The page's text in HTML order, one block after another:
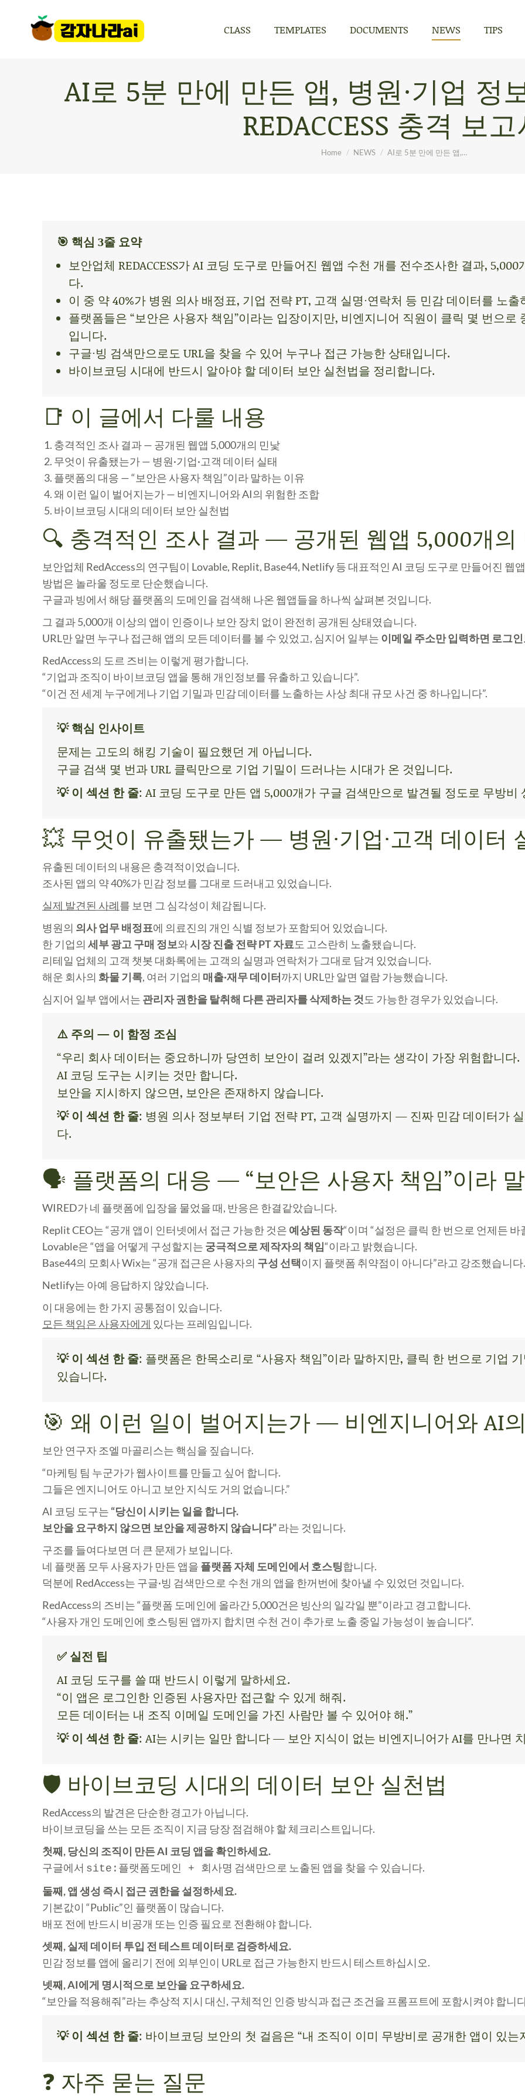
CLASS TEMPLATES DOCUMENTS NEWS TIPS
AI로 5분 만에 만든 앱, 병원·기업
REDACCESS 충격 보고
You are here:
Home NEWS AI로 5분 만에 만든 앱,…
🎯 핵심 3줄 요약
보안업체 REDACCESS가 AI 코딩 도구로 만들어진 웹앱 수천 개를 전수조사한 결과,
다.
이 중 약 40%가 병원 의사 배정표, 기업 전략 PT, 고객 실명·연락처 등 민감 데이터를 노
플랫폼들은 “보안은 사용자 책임”이라는 입장이지만, 비엔지니어 직원이 클릭 몇 번으로
입니다.
구글·빙 검색만으로도 URL을 찾을 수 있어 누구나 접근 가능한 상태입니다.
바이브코딩 시대에 반드시 알아야 할 데이터 보안 실천법을 정리합니다.
📑 이 글에서 다룰 내용
충격적인 조사 결과 — 공개된 웹앱 5,000개의 민낯
무엇이 유출됐는가 — 병원·기업·고객 데이터 실태
플랫폼의 대응 — “보안은 사용자 책임”이라 말하는 이유
왜 이런 일이 벌어지는가 — 비엔지니어와 AI의 위험한 조합
바이브코딩 시대의 데이터 보안 실천법
🔍 충격적인 조사 결과 — 공개된 웹앱 5,000개의
보안업체 RedAccess의 연구팀이 Lovable, Replit, Base44, Netlify 등 대표적인 AI 코딩 도구로 만들어진 웹
방법은 놀라울 정도로 단순했습니다.
구글과 빙에서 해당 플랫폼의 도메인을 검색해 나온 웹앱들을 하나씩 살펴본 것입니다.
그 결과5,000개 이상의 앱이 인증이나 보안 장치 없이 완전히 공개된 상태였습니다.
URL만 알면 누구나 접근해 앱의 모든 데이터를 볼 수 있었고, 심지어 일부는 이메일 주소만 입력하면 로그
RedAccess의 도르 즈비는 이렇게 평가합니다.
“기업과 조직이 바이브코딩 앱을 통해 개인정보를 유출하고 있습니다”.
“이건 전 세계 누구에게나 기업 기밀과 민감 데이터를 노출하는 사상 최대 규모 사건 중 하나입니다”.
💡 핵심 인사이트
문제는 고도의 해킹 기술이 필요했던 게 아닙니다.
구글 검색 몇 번과 URL 클릭만으로 기업 기밀이 드러나는 시대가 온 것입니다.
💡 이 섹션 한 줄: AI 코딩 도구로 만든 앱 5,000개가 구글 검색만으로 발견될 정도로 무방비
💥 무엇이 유출됐는가 — 병원·기업·고객 데이터
유출된 데이터의 내용은 충격적이었습니다.
조사된 앱의 약 40%가 민감 정보를 그대로 드러내고 있었습니다.
실제 발견된 사례를 보면 그 심각성이 체감됩니다.
병원의 의사 업무 배정표에 의료진의 개인 식별 정보가 포함되어 있었습니다.
한 기업의 세부 광고 구매 정보와시장 진출 전략 PT 자료 도 고스란히 노출됐습니다.
리테일 업체의 고객 챗봇 대화록에는 고객의 실명과 연락처가 그대로 담겨 있었습니다.
해운 회사의 화물 기록, 여러 기업의 매출·재무 데이터까지 URL만 알면 열람 가능했습니다.
심지어 일부 앱에서는 관리자 권한을 탈취해 다른 관리자를 삭제하는 것 도 가능한 경우가 있었습니다.
⚠️ 주의 — 이 함정 조심
“우리 회사 데이터는 중요하니까 당연히 보안이 걸려 있겠지”라는 생각이 가장 위험합니다.
AI 코딩 도구는 시키는 것만 합니다.
보안을 지시하지 않으면, 보안은 존재하지 않습니다.
💡 이 섹션 한 줄: 병원 의사 정보부터 기업 전략 PT, 고객 실명까지 — 진짜 민감 데이터가
다.
🗣️ 플랫폼의 대응 — “보안은 사용자 책임”이라
WIRED가 네 플랫폼에 입장을 물었을 때, 반응은 한결같았습니다.
Replit CEO는 “공개 앱이 인터넷에서 접근 가능한 것은 예상된 동작“이며 “설정은 클릭 한 번으로 언제든
Lovable은 “앱을 어떻게 구성할지는 궁극적으로 제작자의 책임“이라고 밝혔습니다.
Base44의 모회사 Wix는 “공개 접근은 사용자의 구성 선택이지 플랫폼 취약점이 아니다”라고 강조했습니다.
Netlify는 아예 응답하지 않았습니다.
이 대응에는 한 가지 공통점이 있습니다.
모든 책임은 사용자에게 있다는 프레임입니다.
💡 이 섹션 한 줄: 플랫폼은 한목소리로 “사용자 책임”이라 말하지만, 클릭 한 번으로 기업
있습니다.
🎯 왜 이런 일이 벌어지는가 — 비엔지니어와 AI
보안 연구자 조엘 마골리스는 핵심을 짚습니다.
“마케팅 팀 누군가가 웹사이트를 만들고 싶어 합니다.
그들은 엔지니어도 아니고 보안 지식도 거의 없습니다.”
AI 코딩 도구는 “당신이 시키는 일을 합니다.
보안을 요구하지 않으면 보안을 제공하지 않습니다”라는 것입니다.
구조를 들여다보면 더 큰 문제가 보입니다.
네 플랫폼 모두 사용자가 만든 앱을 플랫폼 자체 도메인에서 호스팅합니다.
덕분에 RedAccess는 구글·빙 검색만으로 수천 개의 앱을 한꺼번에 찾아낼 수 있었던 것입니다.
RedAccess의 즈비는 “플랫폼 도메인에 올라간 5,000건은 빙산의 일각일 뿐”이라고 경고합니다.
“사용자 개인 도메인에 호스팅된 앱까지 합치면 수천 건이 추가로 노출 중일 가능성이 높습니다“.
✅ 실전 팁
AI 코딩 도구를 쓸 때 반드시 이렇게 말하세요.
“이 앱은 로그인한 인증된 사용자만 접근할 수 있게 해줘.
모든 데이터는 내 조직 이메일 도메인을 가진 사람만 볼 수 있어야 해.”
💡 이 섹션 한 줄: AI는 시키는 일만 합니다 — 보안 지식이 없는 비엔지니어가 AI를 만나면
🛡️ 바이브코딩 시대의 데이터 보안 실천법
RedAccess의 발견은 단순한 경고가 아닙니다.
바이브코딩을 쓰는 모든 조직이 지금 당장 점검해야 할 체크리스트입니다.
첫째, 당신의 조직이 만든 AI 코딩 앱을 확인하세요.
구글에서 site:플랫폼도메인 + 회사명 검색만으로 노출된 앱을 찾을 수 있습니다.
둘째, 앱 생성 즉시 접근 권한을 설정하세요.
기본값이 “Public”인 플랫폼이 많습니다.
배포 전에 반드시 비공개 또는 인증 필요로 전환해야 합니다.
셋째, 실제 데이터 투입 전 테스트 데이터로 검증하세요.
민감 정보를 앱에 올리기 전에 외부인이 URL로 접근 가능한지 반드시 테스트하십시오.
넷째, AI에게 명시적으로 보안을 요구하세요.
“보안을 적용해줘”라는 추상적 지시 대신, 구체적인 인증 방식과 접근 조건을 프롬프트에 포함시켜야 합니
💡 이 섹션 한 줄: 바이브코딩 보안의 첫 걸음은 “내 조직이 이미 무방비로 공개한 앱이 있는
❓ 자주 묻는 질문